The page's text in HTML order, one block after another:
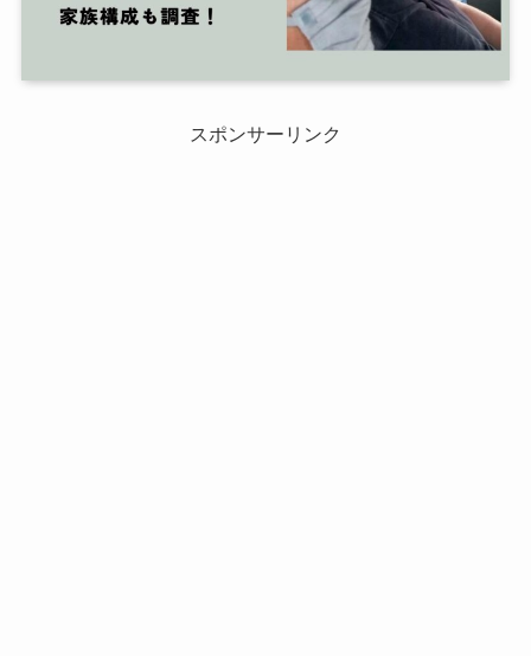
スポンサーリンク